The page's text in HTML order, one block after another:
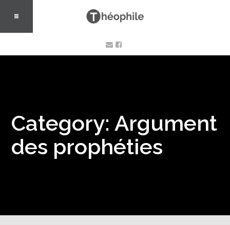
Category: Argument
des prophéties